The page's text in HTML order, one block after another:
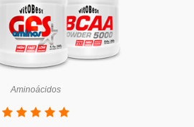
Aminoácidos